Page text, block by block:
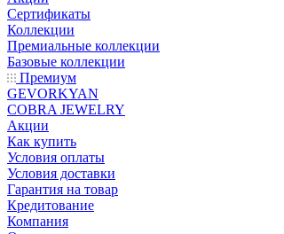
Сертификаты
Коллекции
Премиальные коллекции
Базовые коллекции
Премиум
GEVORKYAN
COBRA JEWELRY
Акции
Как купить
Условия оплаты
Условия доставки
Гарантия на товар
Кредитование
Компания